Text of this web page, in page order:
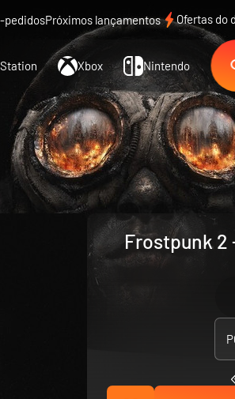
pedidosPróximos lançamentos Ofertas do
Xbox Nintendo
Frostpunk 2